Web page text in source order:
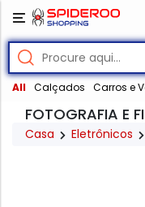
All Calçados Carros e
FOTOGRAFIA E
Casa Eletrônicos